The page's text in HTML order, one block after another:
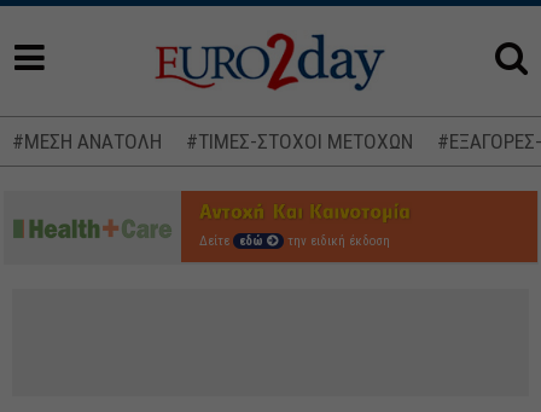
#ΜΕΣΗ ΑΝΑΤΟΛΗ #ΤΙΜΕΣ-ΣΤΟΧΟΙ ΜΕΤΟΧΩΝ
Δείτε εδώ την ειδική έκδοση